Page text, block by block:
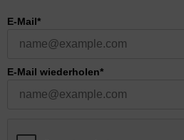
E-Mail*
E-Mail wiederholen*